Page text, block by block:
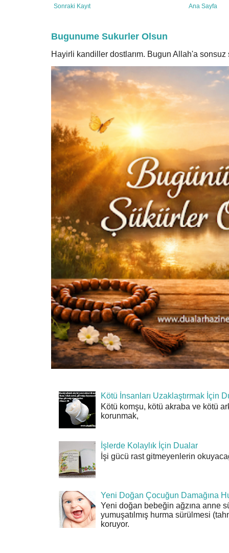
Sonraki Kayıt Ana Sayfa
Bugunume Sukurler Olsun
Hayirli kandiller dostlarım. Bugun Allah'a
Kötü İnsanları Uzaklaştırmak İçin
Kötü komşu, kötü akraba ve kötü
korunmak,
İşlerde Kolaylık İçin Dualar
İşi gücü rast gitmeyenlerin
Yeni Doğan Çocuğun Damağına
Yeni doğan bebeğin ağzına anne
yumuşatılmış hurma sürülmesi
koruyor.